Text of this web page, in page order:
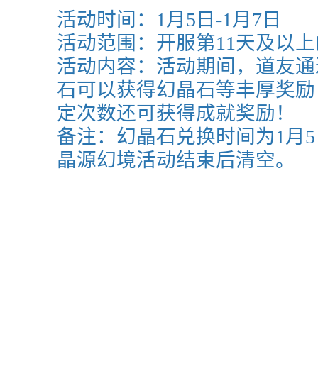
活动时间： 1月5日-1月7日
活动范围：开服第11天及以
活动内容：活动期间，道友
石可以获得幻晶石等丰厚奖
定次数还可获得成就奖励！
备注：幻晶石兑换时间为1月
晶源幻境活动结束后清空。